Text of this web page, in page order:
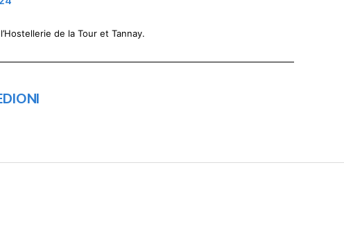
de la Tour et Tannay.